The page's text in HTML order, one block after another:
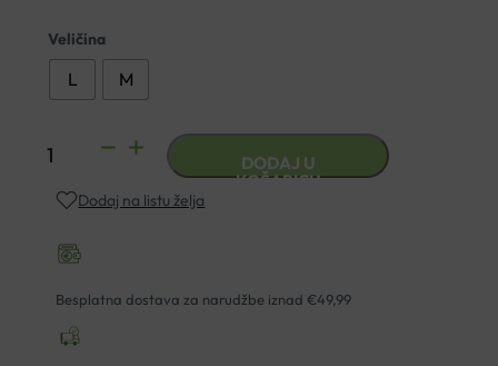
Veličina
L M
LP
ORTOZA
RUČNI
ZGLOB
DODAJ U
KOŠARICU
Dodaj na listu želja
Besplatna dostava za narudžbe iznad €49,99